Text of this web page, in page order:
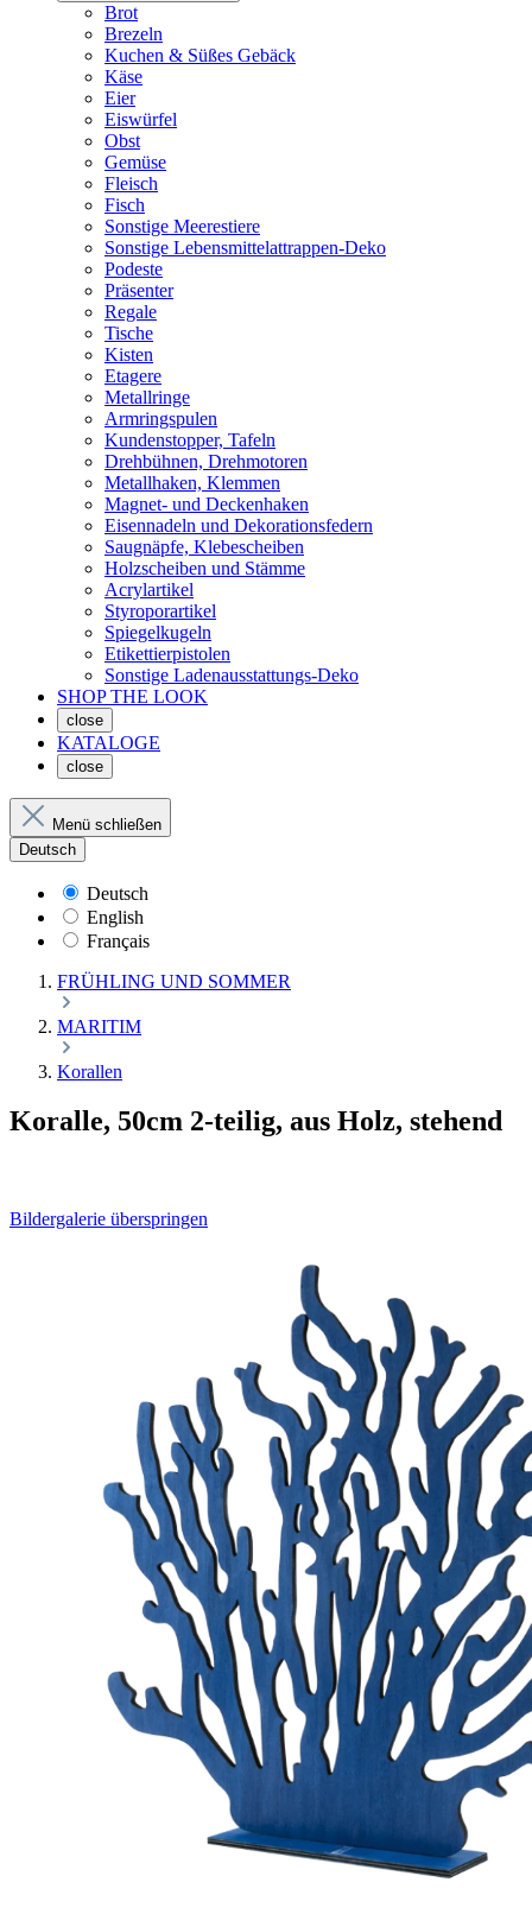
Brot
Brezeln
Kuchen & Süßes Gebäck
Käse
Eier
Eiswürfel
Obst
Gemüse
Fleisch
Fisch
Sonstige Meerestiere
Sonstige Lebensmittelattrappen-Deko
Podeste
Präsenter
Regale
Tische
Kisten
Etagere
Metallringe
Armringspulen
Kundenstopper, Tafeln
Drehbühnen, Drehmotoren
Metallhaken, Klemmen
Magnet- und Deckenhaken
Eisennadeln und Dekorationsfedern
Saugnäpfe, Klebescheiben
Holzscheiben und Stämme
Acrylartikel
Styroporartikel
Spiegelkugeln
Etikettierpistolen
Sonstige Ladenausstattungs-Deko
SHOP THE LOOK
close
KATALOGE
close
Menü schließen
Deutsch
Deutsch
English
Français
FRÜHLING UND SOMMER
MARITIM
Korallen
Koralle, 50cm 2-teilig, aus Holz, stehend
Bildergalerie überspringen